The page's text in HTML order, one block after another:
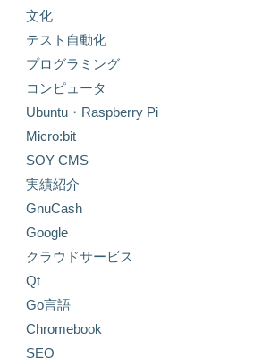
文化
テスト自動化
プログラミング
コンピュータ
Ubuntu・Raspberry Pi
Micro:bit
SOY CMS
実績紹介
GnuCash
Google
クラウドサービス
Qt
Go言語
Chromebook
SEO